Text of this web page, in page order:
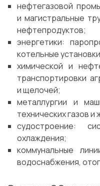
нефтегазовой
и магистральные
нефтепродуктов;
энергетики:
котельные
химической и
транспортировки
и щелочей;
металлургии и
технических газов и
судостроение:
охлаждения;
коммунальные
водоснабжения,